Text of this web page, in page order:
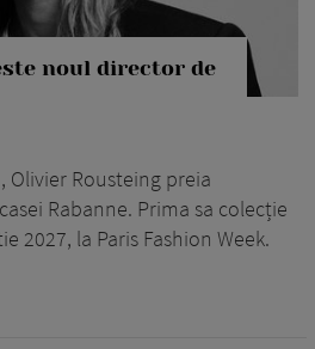
noul director de
Olivier Rousteing preia
Rabanne. Prima sa colecție
2027, la Paris Fashion Week.